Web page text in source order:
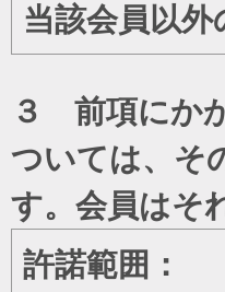
当該会員以
３ 前項にか
ついては、そ
す。会員はそ
許諾範囲：